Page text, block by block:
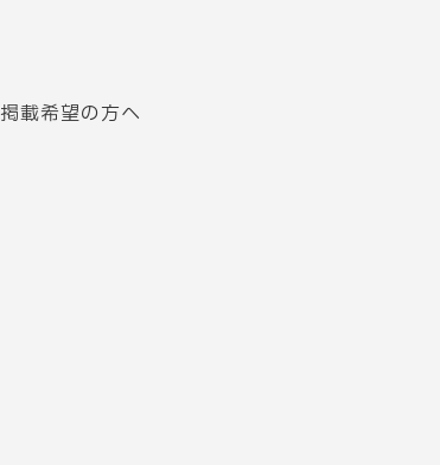
掲載希望の方へ